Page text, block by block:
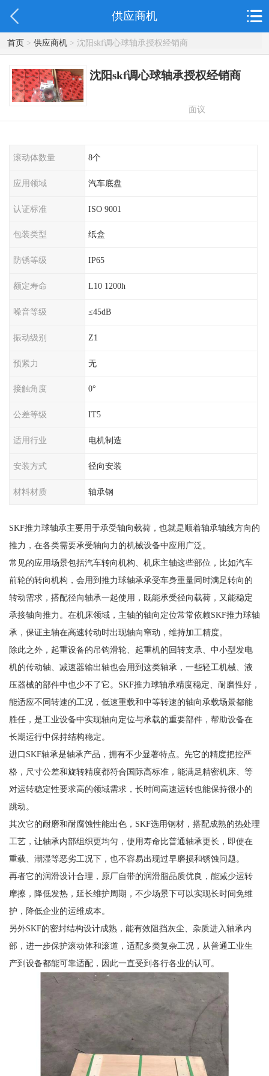
供应商机
首页> 供应商机> 沈阳skf调心球轴承授权经销商
沈阳skf调心球轴承授权经销商
面议
滚动体数量 8个
应用领域 汽车底盘
认证标准 ISO 9001
包装类型 纸盒
防锈等级 IP65
额定寿命 L10 1200h
噪音等级 ≤45dB
振动级别 Z1
预紧力 无
接触角度 0°
公差等级 IT5
适用行业 电机制造
安装方式 径向安装
材料材质 轴承钢
SKF推力球轴承主要用于承受轴向载荷，也就是顺着轴承轴线方向的
推力，在各类需要承受轴向力的机械设备中应用广泛。
常见的应用场景包括汽车转向机构、机床主轴这些部位，比如汽车
前轮的转向机构，会用到推力球轴承承受车身重量同时满足转向的
转动需求，搭配径向轴承一起使用，既能承受径向载荷，又能稳定
承接轴向推力。在机床领域，主轴的轴向定位常常依赖SKF推力球轴
承，保证主轴在高速转动时出现轴向窜动，维持加工精度。
除此之外，起重设备的吊钩滑轮、起重机的回转支承、中小型发电
机的传动轴、减速器输出轴也会用到这类轴承，一些轻工机械、液
压器械的部件中也少不了它。SKF推力球轴承精度稳定、耐磨性好，
能适应不同转速的工况，低速重载和中等转速的轴向承载场景都能
胜任，是工业设备中实现轴向定位与承载的重要部件，帮助设备在
长期运行中保持结构稳定。
进口SKF轴承是轴承产品，拥有不少显著特点。先它的精度把控严
格，尺寸公差和旋转精度都符合国际高标准，能满足精密机床、等
对运转稳定性要求高的领域需求，长时间高速运转也能保持很小的
跳动。
其次它的耐磨和耐腐蚀性能出色，SKF选用钢材，搭配成熟的热处理
工艺，让轴承内部组织更均匀，使用寿命比普通轴承更长，即使在
重载、潮湿等恶劣工况下，也不容易出现过早磨损和锈蚀问题。
再者它的润滑设计合理，原厂自带的润滑脂品质优良，能减少运转
摩擦，降低发热，延长维护周期，不少场景下可以实现长时间免维
护，降低企业的运维成本。
另外SKF的密封结构设计成熟，能有效阻挡灰尘、杂质进入轴承内
部，进一步保护滚动体和滚道，适配多类复杂工况，从普通工业生
产到设备都能可靠适配，因此一直受到各行各业的认可。